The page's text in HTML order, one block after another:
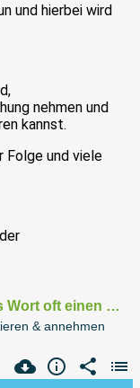
und hierbei wird
nehmen und
kannst.
Folge und viele